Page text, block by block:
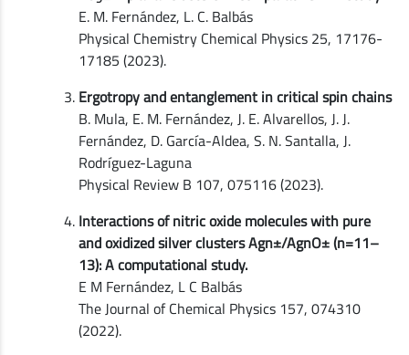
E. M. Fernández, L. C. Balbás
Physical Chemistry Chemical Physics 25, 17176-
17185 (2023).
Ergotropy and entanglement in critical spin chains
B. Mula, E. M. Fernández, J. E. Alvarellos, J. J.
Fernández, D. García-Aldea, S. N. Santalla, J.
Rodríguez-Laguna
Physical Review B 107, 075116 (2023).
Interactions of nitric oxide molecules with pure
and oxidized silver clusters Agn±/AgnO± (n=11–
13): A computational study.
E M Fernández, L C Balbás
The Journal of Chemical Physics 157, 074310
(2022).